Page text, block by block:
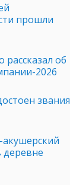
прошли
рассказал об
2026
звания
деревне